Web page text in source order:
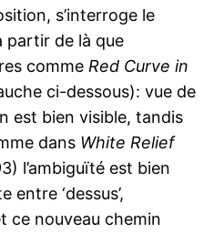
s’interroge le
partir de là que
comme Red Curve in
ci-dessous): vue de
est bien visible, tandis
dans White Relief
l’ambiguïté est bien
entre ‘dessus’,
ce nouveau chemin